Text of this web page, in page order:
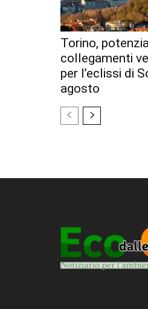
Torino,
collegamenti
per l’eclissi di
agosto